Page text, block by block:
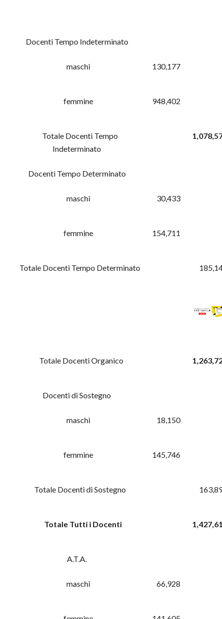
Docenti Tempo Indeterminato
maschi 130,177
femmine 948,402
Totale Docenti Tempo
Indeterminato
Docenti Tempo Determinato
maschi 30,433
femmine 154,711
Totale Docenti Tempo Determinato
Totale Docenti Organico
Docenti di Sostegno
maschi 18,150
femmine 145,746
Totale Docenti di Sostegno
Totale Tutti i Docenti
A.T.A.
maschi 66,928